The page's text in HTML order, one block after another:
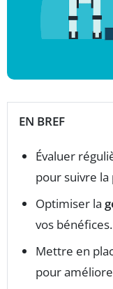
EN BREF
Évaluer
pour suivre
Optimiser la
vos bénéfices.
Mettre en
pour